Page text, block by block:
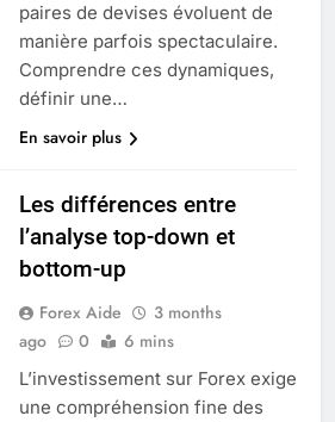
paires de devises évoluent de
manière parfois spectaculaire.
Comprendre ces dynamiques,
définir une…
En savoir plus
Les différences entre
l’analyse top-down et
bottom-up
Forex Aide
3 months
ago
0 6 mins
L’investissement sur Forex exige
une compréhension fine des